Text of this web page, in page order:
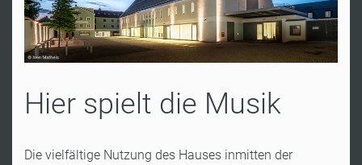
Hier spielt die Musik
Die vielfältige Nutzung des Hauses inmitten der